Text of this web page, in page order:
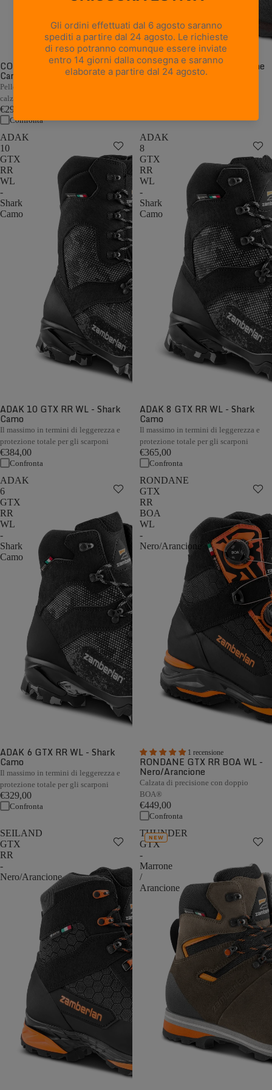
CORMONS NBK GTX WL -
Camouflage
Pelle Nubuck camo con flex morbido e
calzata a pianta larga
€299,00
Confronta
CORMONS GTX WL - Marrone
Scuro/Arancio
ADAK
10
GTX
RR
WL
-
Shark
Camo
ADAK 10 GTX RR WL - Shark
Camo
Il massimo in termini di leggerezza e
protezione totale per gli scarponi
€384,00
Confronta
ADAK
8
GTX
RR
WL
-
Shark
Camo
ADAK 8 GTX RR WL - Shark
Camo
Il massimo in termini di leggerezza e
protezione totale per gli scarponi
€365,00
Confronta
ADAK
6
GTX
RR
WL
-
Shark
Camo
ADAK 6 GTX RR WL - Shark
Camo
Il massimo in termini di leggerezza e
protezione totale per gli scarponi
€329,00
Confronta
RONDANE
GTX
RR
BOA
WL
-
Nero/Arancione
1 recensione
RONDANE GTX RR BOA WL -
Nero/Arancione
Calzata di precisione con doppio
BOA®
€449,00
Confronta
SEILAND
GTX
RR
-
Nero/Arancione
THUNDER
GTX
-
Marrone
/
Arancione
NEW